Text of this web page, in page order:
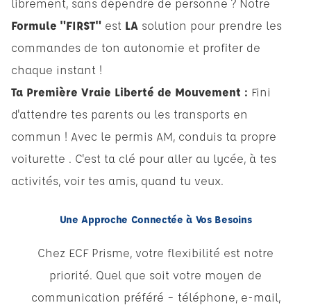
librement, sans dépendre de personne ? Notre
Formule "FIRST" est LA solution pour prendre les
commandes de ton autonomie et profiter de
chaque instant !
Ta Première Vraie Liberté de Mouvement : Fini
d'attendre tes parents ou les transports en
commun ! Avec le permis AM, conduis ta propre
voiturette . C'est ta clé pour aller au lycée, à tes
activités, voir tes amis, quand tu veux.
Une Approche Connectée à Vos Besoins
Chez ECF Prisme, votre flexibilité est notre
priorité. Quel que soit votre moyen de
communication préféré – téléphone, e-mail,